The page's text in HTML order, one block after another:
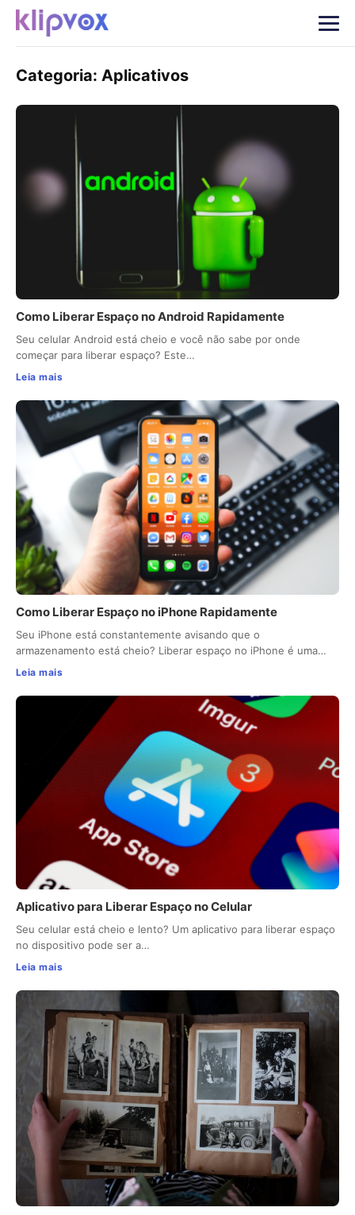
Categoria: Aplicativos
Como Liberar Espaço no Android Rapidamente
Seu celular Android está cheio e você não sabe por onde
começar para liberar espaço? Este…
Leia mais
Como Liberar Espaço no iPhone Rapidamente
Seu iPhone está constantemente avisando que o
armazenamento está cheio? Liberar espaço no iPhone é uma…
Leia mais
Aplicativo para Liberar Espaço no Celular
Seu celular está cheio e lento? Um aplicativo para liberar espaço
no dispositivo pode ser a…
Leia mais